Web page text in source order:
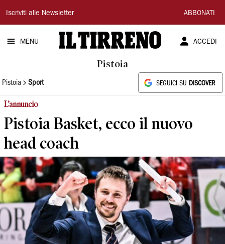
Il
Tirreno
Iscriviti alle Newsletter ABBONATI
MENU ACCEDI
Pistoia
Pistoia Sport SEGUICI SU DISCOVER
L’annuncio
Pistoia Basket, ecco il nuovo
head coach